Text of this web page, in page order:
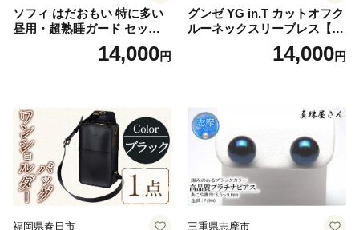
ソフィ はだおもい 特に多い
昼用・超熟睡ガード セット
羽付き ナプキン 生理用品 サ
ニタリー ユニ・チャーム
14,000円
グンゼ YG in.T カットオフク
ルーネックスリーブレス【Y
V2618P】Lサイズ クリアベ
ージュ3枚セット [№5716-04
14,000円
福岡県春日市 三重県志摩市